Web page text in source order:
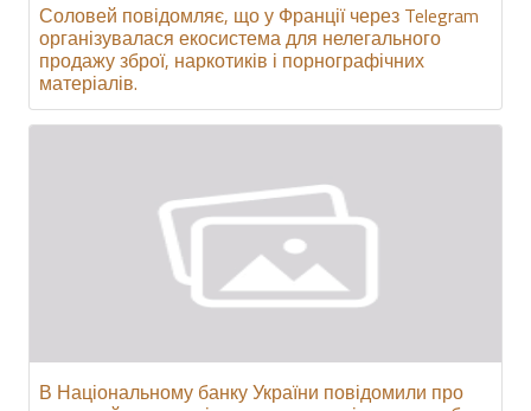
Соловей повідомляє, що у Франції через Telegram
організувалася екосистема для нелегального
продажу зброї, наркотиків і порнографічних
матеріалів.
В Національному банку України повідомили про